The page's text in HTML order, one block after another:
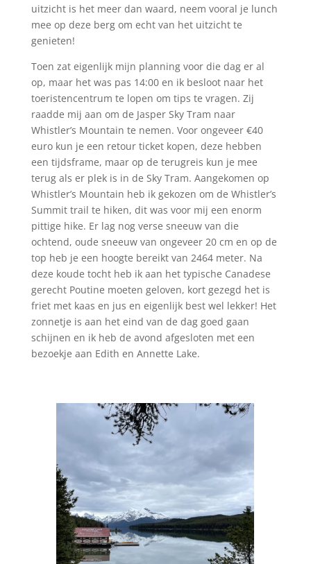
uitzicht is het meer dan waard, neem vooral je lunch
mee op deze berg om echt van het uitzicht te
genieten!
Toen zat eigenlijk mijn planning voor die dag er al
op, maar het was pas 14:00 en ik besloot naar het
toeristencentrum te lopen om tips te vragen. Zij
raadde mij aan om de Jasper Sky Tram naar
Whistler’s Mountain te nemen. Voor ongeveer €40
euro kun je een retour ticket kopen, deze hebben
een tijdsframe, maar op de terugreis kun je mee
terug als er plek is in de Sky Tram. Aangekomen op
Whistler’s Mountain heb ik gekozen om de Whistler’s
Summit trail te hiken, dit was voor mij een enorm
pittige hike. Er lag nog verse sneeuw van die
ochtend, oude sneeuw van ongeveer 20 cm en op de
top heb je een hoogte bereikt van 2464 meter. Na
deze koude tocht heb ik aan het typische Canadese
gerecht Poutine moeten geloven, kort gezegd het is
friet met kaas en jus en eigenlijk best wel lekker! Het
zonnetje is aan het eind van de dag goed gaan
schijnen en ik heb de avond afgesloten met een
bezoekje aan Edith en Annette Lake.